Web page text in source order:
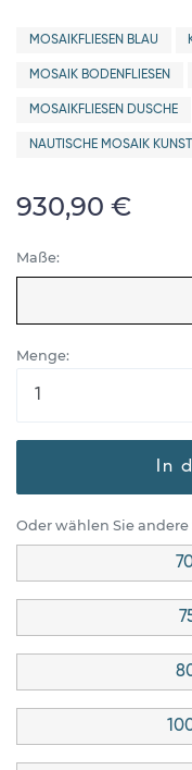
MOSAIKFLIESEN BLAU
MOSAIK BODENFLIESEN
MOSAIKFLIESEN DUSCHE
NAUTISCHE MOSAIK KUNST
930,90 €
Maße:
Menge:
In
Oder wählen Sie